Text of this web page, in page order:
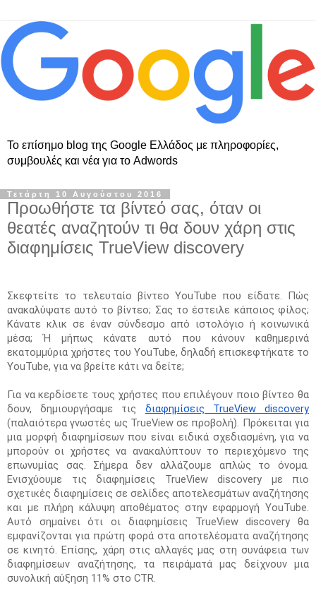
Το επίσημο blog της Google Ελλάδος με πληροφορίες,
συμβουλές και νέα για το Adwords
Τετάρτη 10 Αυγούστου 2016
Προωθήστε τα βίντεό σας, όταν οι
θεατές αναζητούν τι θα δουν χάρη στις
διαφημίσεις TrueView discovery
Σκεφτείτε το τελευταίο βίντεο YouTube που είδατε. Πώς
ανακαλύψατε αυτό το βίντεο; Σας το έστειλε κάποιος φίλος;
Κάνατε κλικ σε έναν σύνδεσμο από ιστολόγιο ή κοινωνικά
μέσα; Ή μήπως κάνατε αυτό που κάνουν καθημερινά
εκατομμύρια χρήστες του YouTube, δηλαδή επισκεφτήκατε το
YouTube, για να βρείτε κάτι να δείτε;
Για να κερδίσετε τους χρήστες που επιλέγουν ποιο βίντεο θα
δουν, δημιουργήσαμε τις διαφημίσεις TrueView discovery
(παλαιότερα γνωστές ως TrueView σε προβολή). Πρόκειται για
μια μορφή διαφημίσεων που είναι ειδικά σχεδιασμένη, για να
μπορούν οι χρήστες να ανακαλύπτουν το περιεχόμενο της
επωνυμίας σας. Σήμερα δεν αλλάζουμε απλώς το όνομα.
Ενισχύουμε τις διαφημίσεις TrueView discovery με πιο
σχετικές διαφημίσεις σε σελίδες αποτελεσμάτων αναζήτησης
και με πλήρη κάλυψη αποθέματος στην εφαρμογή YouTube.
Αυτό σημαίνει ότι οι διαφημίσεις TrueView discovery θα
εμφανίζονται για πρώτη φορά στα αποτελέσματα αναζήτησης
σε κινητό. Επίσης, χάρη στις αλλαγές μας στη συνάφεια των
διαφημίσεων αναζήτησης, τα πειράματά μας δείχνουν μια
συνολική αύξηση 11% στο CTR.